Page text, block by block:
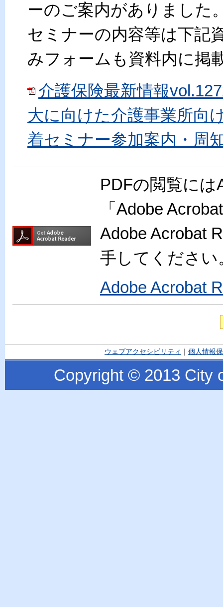
ーのご案内がありました
セミナーの内容等は下記
みフォームも資料内に掲
介護保険最新情報
大に向けた介護事業所向
着セミナー参加案内・周
PDFの閲覧に
「Adobe
Adobe Acrobat
手してください
Adobe Acrobat
ウェブアクセシビリティ 個人情報
Copyright © 2013 City